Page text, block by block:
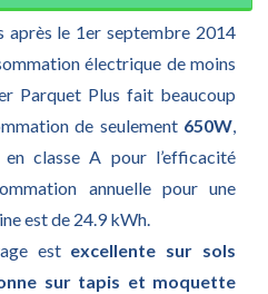
après le 1er septembre 2014
électrique de moins
Parquet Plus fait beaucoup
de seulement 650W,
classe A pour l’efficacité
annuelle pour une
est de 24.9 kWh.
est excellente sur sols
sur tapis et moquette